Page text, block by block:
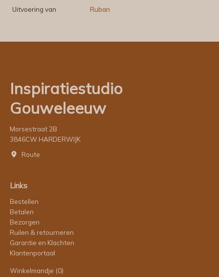
Uitvoering van
Ruban
Inspiratiestudio
Gouweleeuw
Morsestraat 2B
3846CW HARDERWIJK
Route
Links
Bestellen
Betalen
Bezorgen
Ruilen & retourneren
Garantie en Klachten
Klantenportaal
Winkelmandje (0)